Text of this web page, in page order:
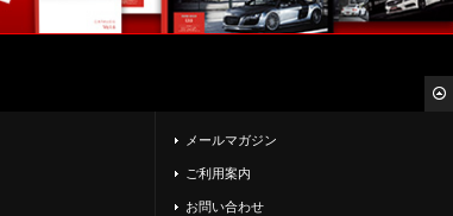
メールマガジン
ご利用案内
お問い合わせ